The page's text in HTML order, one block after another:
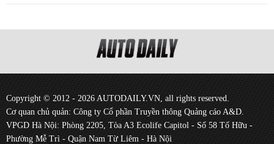
Copyright © 2012 - 2026 AUTODAILY.VN, all rights reserved.
Cơ quan chủ quản: Công ty Cổ phần Truyền thông Quảng cáo A&D.
VPGD Hà Nội: Phòng 2205, Tòa A3 Ecolife Capitol - Số 58 Tố Hữu -
Phường Mễ Trì - Quận Nam Từ Liêm - Hà Nội